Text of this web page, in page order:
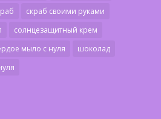
скраб своими руками
солнцезащитный крем
мыло с нуля
шоколад